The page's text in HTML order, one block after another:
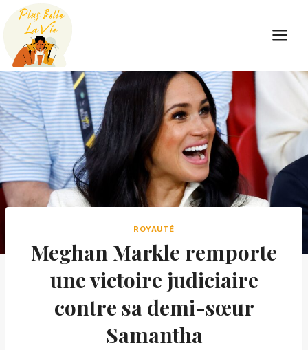
Skip
content
ROYAUTÉ
Meghan Markle remporte
une victoire judiciaire
contre sa demi-sœur
Samantha